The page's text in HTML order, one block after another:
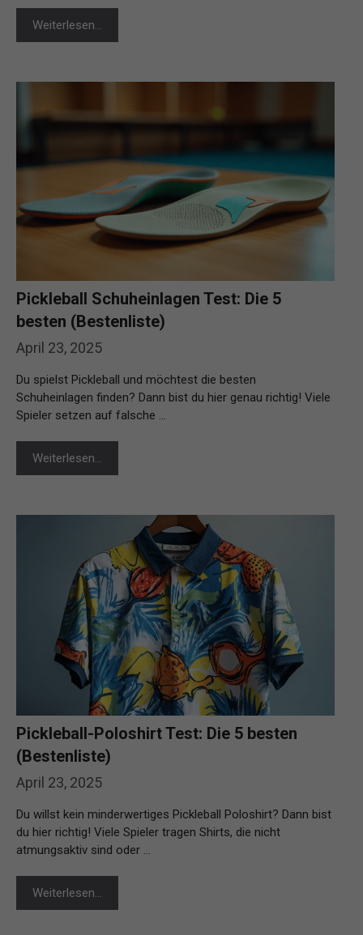
Weiterlesen…
April 23, 2025
Pickleball Schuheinlagen Test: Die 5
besten (Bestenliste)
Du spielst Pickleball und möchtest die besten
Schuheinlagen finden? Dann bist du hier genau richtig! Viele
Spieler setzen auf falsche …
Weiterlesen…
April 23, 2025
Pickleball-Poloshirt Test: Die 5 besten
(Bestenliste)
Du willst kein minderwertiges Pickleball Poloshirt? Dann bist
du hier richtig! Viele Spieler tragen Shirts, die nicht
atmungsaktiv sind oder …
Weiterlesen…